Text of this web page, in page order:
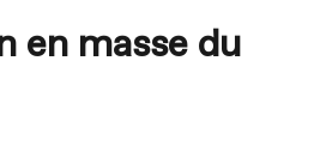
en masse du